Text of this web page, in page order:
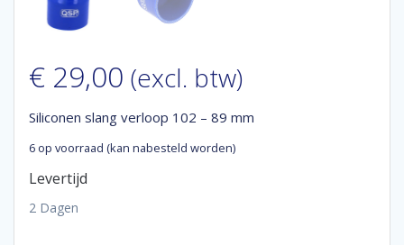
€ 29,00 (excl. btw)
Siliconen slang verloop 102 – 89 mm
6 op voorraad (kan nabesteld worden)
Levertijd
2 Dagen